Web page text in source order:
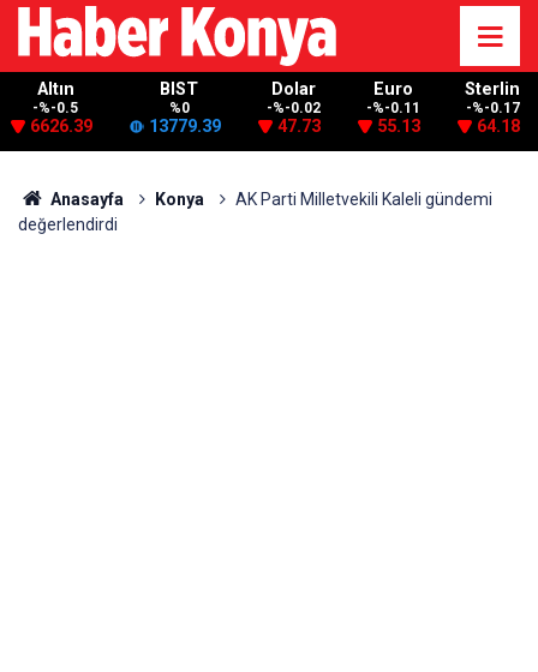
Altın
-%-0.5
6626.39
BIST
%0
13779.39
Dolar
-%-0.02
47.73
Euro
-%-0.11
55.13
Sterlin
-%-0.17
64.18
Anasayfa Konya
AK Parti Milletvekili Kaleli gündemi
değerlendirdi